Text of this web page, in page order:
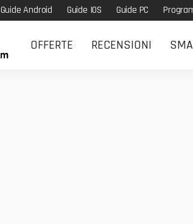
Guide Android Guide IOS Guide PC
OFFERTE RECENSIONI